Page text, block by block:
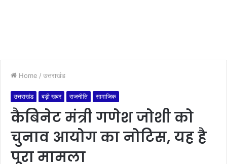
Home / उत्तराखंड
उत्तराखंड बड़ी खबर राजनीति सामाजिक
कैबिनेट मंत्री गणेश जोशी को
चुनाव आयोग का नोटिस, यह है
पूरा मामला